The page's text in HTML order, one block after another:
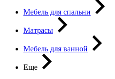
Мебель для спальни
Матрасы
Мебель для ванной
Еще